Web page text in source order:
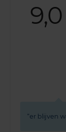
9,0
er blijven